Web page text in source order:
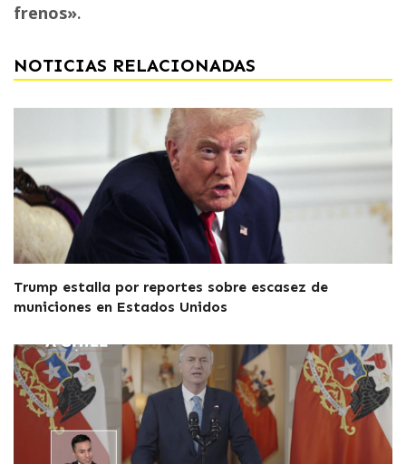
frenos».
NOTICIAS RELACIONADAS
Trump estalla por reportes sobre escasez de
municiones en Estados Unidos